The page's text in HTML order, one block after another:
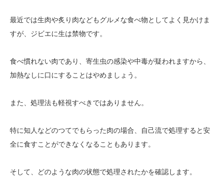
最近では生肉や炙り肉などもグルメな食べ物としてよく見かけま
すが、ジビエに生は禁物です。
食べ慣れない肉であり、寄生虫の感染や中毒が疑われますから、
加熱なしに口にすることはやめましょう。
また、処理法も軽視すべきではありません。
特に知人などのつてでもらった肉の場合、自己流で処理すると安
全に食すことができなくなることもあります。
そして、どのような肉の状態で処理されたかを確認します。